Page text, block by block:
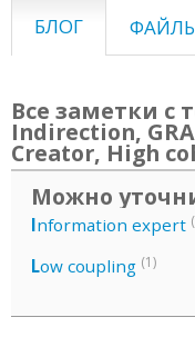
БЛОГ
Все заметки с
Indirection,
Creator, High
Можно
Information expert
Low coupling (1)